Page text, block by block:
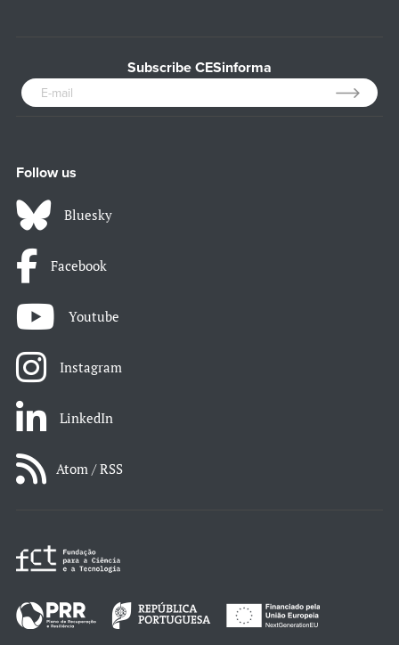
Subscribe CESinforma
Follow us
Bluesky
Facebook
Youtube
Instagram
LinkedIn
Atom / RSS